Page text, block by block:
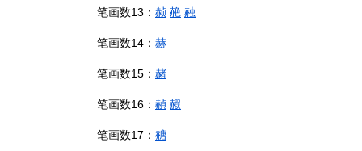
笔画数13： 赪 赩 赨
笔画数14： 赫
笔画数15： 赭
笔画数16： 赬 赮
笔画数17： 赯